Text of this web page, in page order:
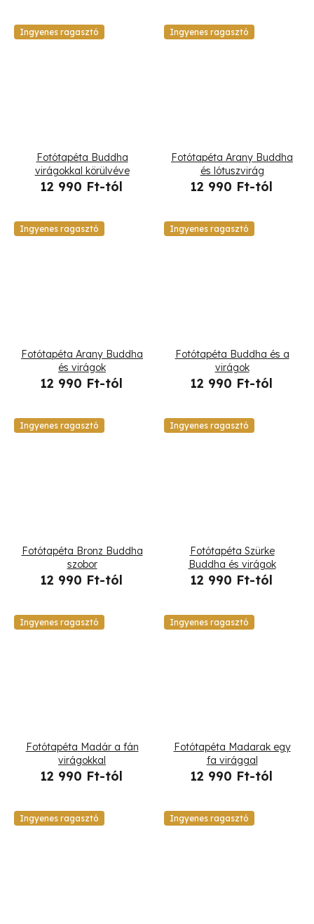
Ingyenes ragasztó
Fotótapéta Buddha
virágokkal körülvéve
12 990 Ft-tól
Ingyenes ragasztó
Fotótapéta Arany Buddha
és lótuszvirág
12 990 Ft-tól
Ingyenes ragasztó
Fotótapéta Arany Buddha
és virágok
12 990 Ft-tól
Ingyenes ragasztó
Fotótapéta Buddha és a
virágok
12 990 Ft-tól
Ingyenes ragasztó
Fotótapéta Bronz Buddha
szobor
12 990 Ft-tól
Ingyenes ragasztó
Fotótapéta Szürke
Buddha és virágok
12 990 Ft-tól
Ingyenes ragasztó
Fotótapéta Madár a fán
virágokkal
12 990 Ft-tól
Ingyenes ragasztó
Fotótapéta Madarak egy
fa virággal
12 990 Ft-tól
Ingyenes ragasztó Ingyenes ragasztó